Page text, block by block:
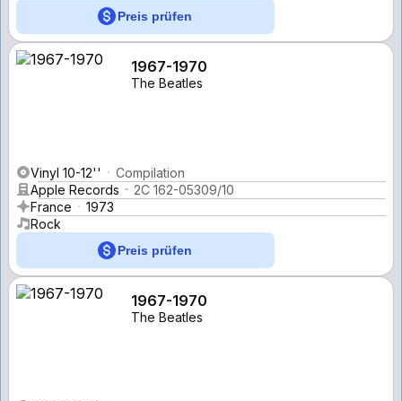
Preis prüfen
1967-1970
The Beatles
Vinyl 10-12''
Compilation
Apple Records
2C 162-05309/10
France
1973
Rock
Preis prüfen
1967-1970
The Beatles